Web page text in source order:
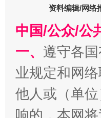
习近平的博鳌
资料编辑/网络
中国/公众/公
一、 遵守各
业规定和网
他人或（单
响的，本网